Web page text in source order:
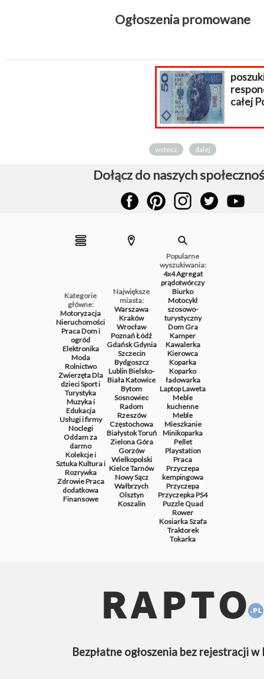
Ogłoszenia promowane
poszukiwani
respondenci z
całej Polski!
wstecz dalej
Dołącz do naszych
Kategorie
główne:
Motoryzacja
Nieruchomości
PracaDom i
ogród
Elektronika
Moda
Rolnictwo
ZwierzętaDla
dzieciSport i
Turystyka
Muzyka i
Edukacja
Usługi i firmy
Noclegi
Oddam za
darmo
Kolekcje i
SztukaKultura i
Rozrywka
ZdrowiePraca
dodatkowa
Finansowe
Największe
miasta:
Warszawa
Kraków
Wrocław
PoznańŁódź
GdańskGdynia
Szczecin
Bydgoszcz
LublinBielsko-
BiałaKatowice
Bytom
Sosnowiec
Radom
Rzeszów
Częstochowa
BiałystokToruń
Zielona Góra
Gorzów
Wielkopolski
KielceTarnów
Nowy Sącz
Wałbrzych
Olsztyn
Koszalin
Popularne
wyszukiwania:
4x4Agregat
prądotwórczy
Biurko
Motocykl
szosowo-
turystyczny
DomGra
Kamper
Kawalerka
Kierowca
Koparka
Koparko
ładowarka
LaptopLaweta
Meble
kuchenne
Meble
Mieszkanie
Minikoparka
Pellet
Playstation
Praca
Przyczepa
kempingowa
Przyczepa
PrzyczepkaPS4
PuzzleQuad
Rower
KosiarkaSzafa
Traktorek
Tokarka
Bezpłatne ogłoszenia bez rejestracji w